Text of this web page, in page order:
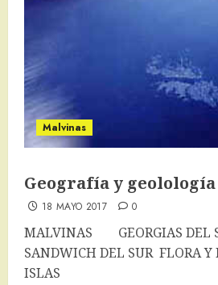
Malvinas
Geografía y geolología
18 MAYO 2017 0
MALVINAS GEORGIAS
SANDWICH DEL SUR FLORA Y
ISLAS